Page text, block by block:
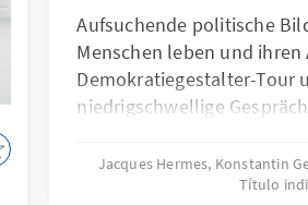
Aufsuchende politische
Menschen leben und
Demokratiegestalter-Tour
niedrigschwellige
artikulieren und sich
Bericht zeigt, wie die
Jacques Hermes, Konstantin
Título